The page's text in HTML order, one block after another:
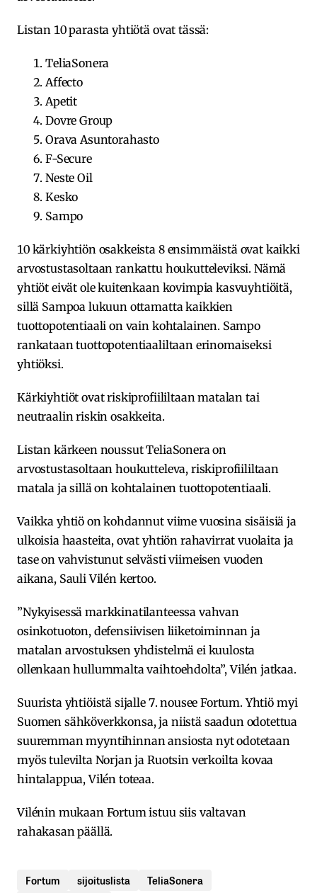
Listan 10 parasta yhtiötä ovat tässä:
TeliaSonera
Affecto
Apetit
Dovre Group
Orava Asuntorahasto
F-Secure
Neste Oil
Kesko
Sampo
10 kärkiyhtiön osakkeista 8 ensimmäistä ovat kaikki
arvostustasoltaan rankattu houkutteleviksi. Nämä
yhtiöt eivät ole kuitenkaan kovimpia kasvuyhtiöitä,
sillä Sampoa lukuun ottamatta kaikkien
tuottopotentiaali on vain kohtalainen. Sampo
rankataan tuottopotentiaaliltaan erinomaiseksi
yhtiöksi.
Kärkiyhtiöt ovat riskiprofiililtaan matalan tai
neutraalin riskin osakkeita.
Listan kärkeen noussut TeliaSonera on
arvostustasoltaan houkutteleva, riskiprofiililtaan
matala ja sillä on kohtalainen tuottopotentiaali.
Vaikka yhtiö on kohdannut viime vuosina sisäisiä ja
ulkoisia haasteita, ovat yhtiön rahavirrat vuolaita ja
tase on vahvistunut selvästi viimeisen vuoden
aikana, Sauli Vilén kertoo.
”Nykyisessä markkinatilanteessa vahvan
osinkotuoton, defensiivisen liiketoiminnan ja
matalan arvostuksen yhdistelmä ei kuulosta
ollenkaan hullummalta vaihtoehdolta”, Vilén jatkaa.
Suurista yhtiöistä sijalle 7. nousee Fortum. Yhtiö myi
Suomen sähköverkkonsa, ja niistä saadun odotettua
suuremman myyntihinnan ansiosta nyt odotetaan
myös tulevilta Norjan ja Ruotsin verkoilta kovaa
hintalappua, Vilén toteaa.
Vilénin mukaan Fortum istuu siis valtavan
rahakasan päällä.
Fortum sijoituslista
TeliaSonera